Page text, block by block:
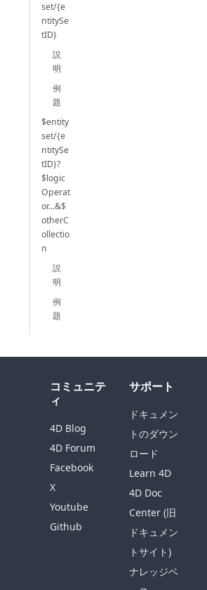
set/{e
ntitySe
tID}
説
明
例
題
$entity
set/{e
ntitySe
tID}?
$logic
Operat
or...&$
otherC
ollectio
n
説
明
例
題
コミュニテ
ィ
4D Blog
4D Forum
Facebook
X
Youtube
Github
サポート
ドキュメン
トのダウン
ロード
Learn 4D
4D Doc
Center (旧
ドキュメン
トサイト)
ナレッジベ